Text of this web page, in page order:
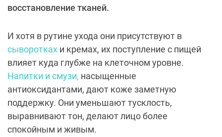
восстановление тканей.
И хотя в рутине ухода они присутствуют в
сыворотках и кремах, их поступление с пищей
влияет куда глубже на клеточном уровне.
Напитки и смузи, насыщенные
антиоксидантами, дают коже заметную
поддержку. Они уменьшают тусклость,
выравнивают тон, делают лицо более
спокойным и живым.